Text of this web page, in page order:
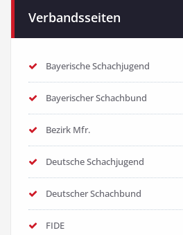
Verbandsseiten
Bayerische Schachjugend
Bayerischer Schachbund
Bezirk Mfr.
Deutsche Schachjugend
Deutscher Schachbund
FIDE